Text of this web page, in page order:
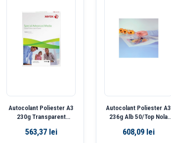
Autocolant Poliester A3
230g Transparent
563,37 lei
Autocolant Poliester A3
236g Alb 50/Top Nola
608,09 lei